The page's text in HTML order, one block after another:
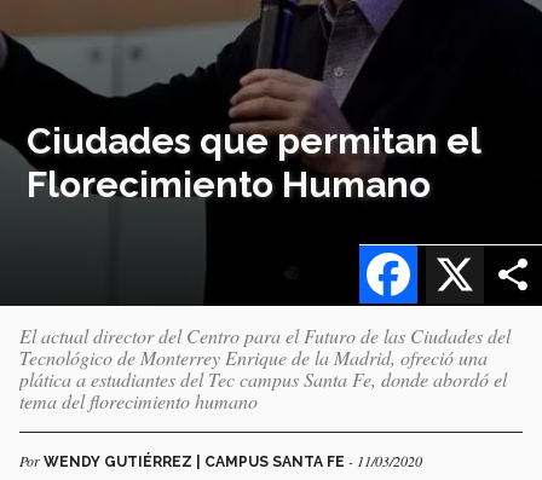
Ciudades que permitan el
Florecimiento Humano
X
Facebook
El actual director del Centro para el Futuro de las Ciudades del
Tecnológico de Monterrey Enrique de la Madrid, ofreció una
plática a estudiantes del Tec campus Santa Fe, donde abordó el
tema del florecimiento humano
Por WENDY GUTIÉRREZ | CAMPUS SANTA FE - 11/03/2020